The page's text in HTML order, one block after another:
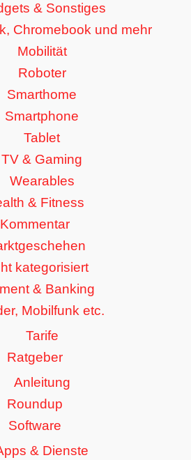
& Sonstiges
Chromebook und mehr
Mobilität
Roboter
Smarthome
Smartphone
Tablet
TV & Gaming
Wearables
& Fitness
Kommentar
kategorisiert
& Banking
Mobilfunk etc.
Tarife
Ratgeber
Anleitung
Roundup
Software
& Dienste